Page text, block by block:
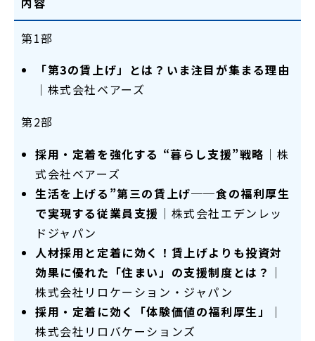
第1部
「第3の賃上げ」とは？いま注目が集まる理由
│ 株式会社ベアーズ
第2部
採用・定着を強化する “暮らし支援”戦略│ 株
式会社ベアーズ
生活を上げる”第三の賃上げ──食の福利厚生
で実現する従業員支援 │株式会社エデンレッ
ドジャパン
人材採用と定着に効く！賃上げよりも投資対
効果に優れた「住まい」の支援制度とは？ │
株式会社リロケーション・ジャパン
採用・定着に効く「体験価値の福利厚生」│
株式会社リロバケーションズ